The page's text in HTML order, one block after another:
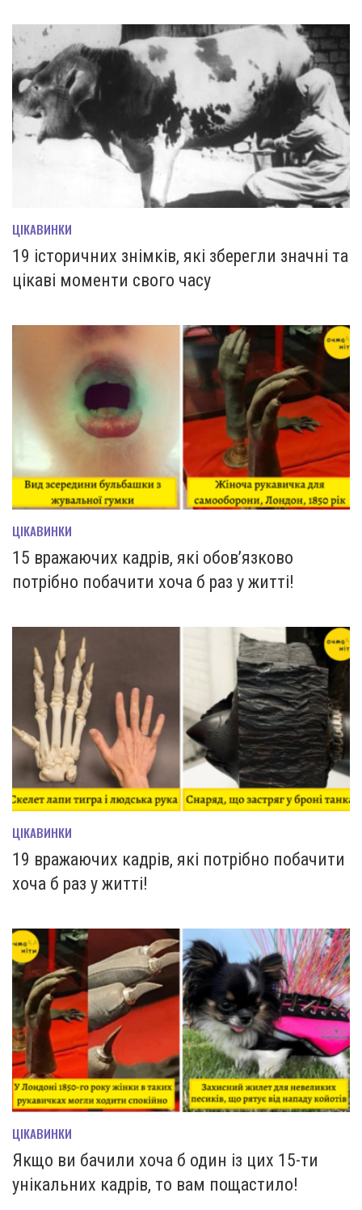
ЦІКАВИНКИ
19 історичних знімків, які зберегли значні та
цікаві моменти свого часу
ЦІКАВИНКИ
15 вражаючих кадрів, які обов’язково
потрібно побачити хоча б раз у житті!
ЦІКАВИНКИ
19 вражаючих кадрів, які потрібно побачити
хоча б раз у житті!
ЦІКАВИНКИ
Якщо ви бачили хоча б один із цих 15-ти
унікальних кадрів, то вам пощастило!